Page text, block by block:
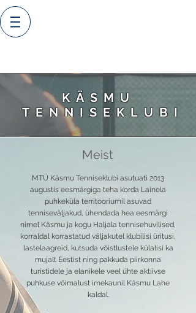
KÄSMU
TENNISEKLUBI
MTÜ Käsmu Tenniseklubi asutuati 2013
augustis eesmärgiga teha korda Lainela
puhkeküla territooriumil asuvad
tenniseväljakud, ühendada hea eesmärgi
nimel Käsmu ja kogu Haljala tennisehuvilised,
korraldal korrastatud väljakutel klubilisi üritusi,
lastelaagreid, kutsuda võistlustele külalisi ka
mujalt Eestist ning pakkuda piirkonna
turistidele ja elanikele veel ühte aktiivse
puhkuse võimalust imekaunil Käsmu Lahe
kaldal.
Meist